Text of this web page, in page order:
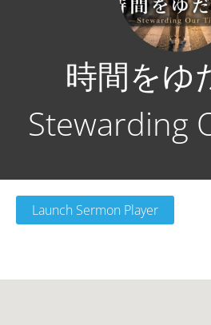
時間をゆ
Stewarding
Launch Sermon Player